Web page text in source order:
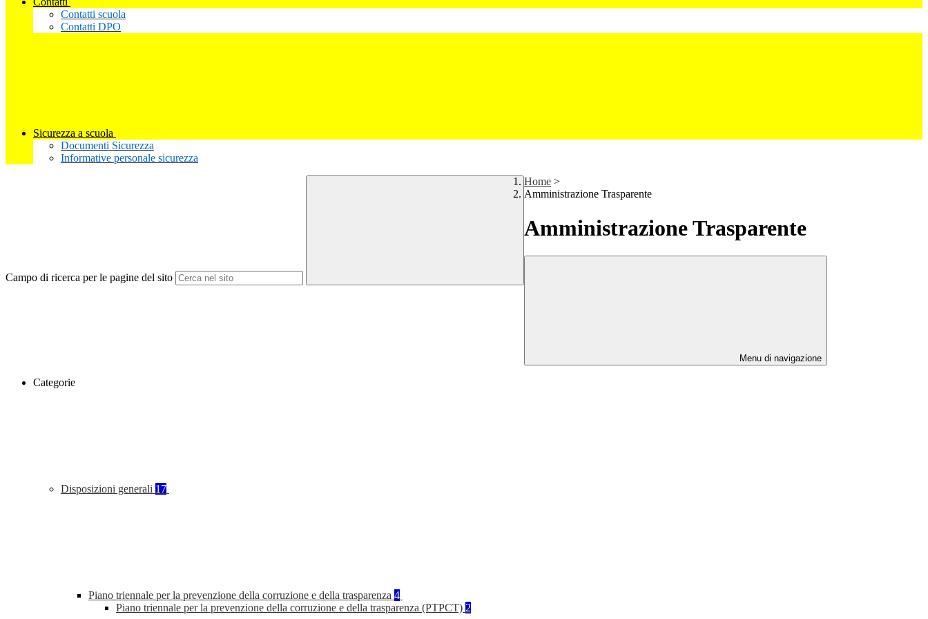
Contatti scuola
Contatti DPO
Sicurezza a scuola
Documenti Sicurezza
Informative personale sicurezza
Campo di ricerca per le pagine del sito
Home >
Amministrazione Trasparente
Amministrazione Trasparente
Menu di navigazione
Categorie
Disposizioni generali 17
Piano triennale per la prevenzione della corruzione e della trasparenza 4
Piano triennale per la prevenzione della corruzione e della trasparenza (PTPCT) 2